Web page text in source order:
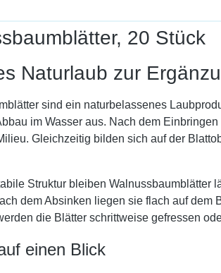
20 Stück
Naturlaub zur
sind ein naturbelassenes
im Wasser aus. Nach dem
Gleichzeitig bilden sich auf der
Struktur bleiben Walnussbaumblätter
dem Absinken liegen sie flach auf dem
die Blätter schrittweise gefressen
einen Blick